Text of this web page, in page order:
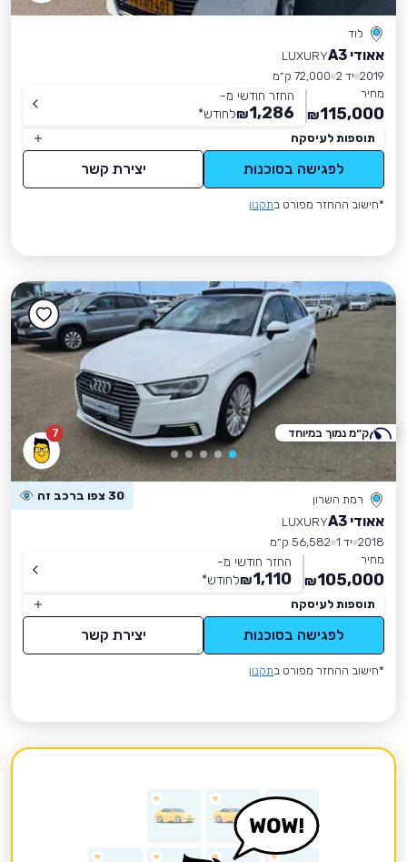
לוד
אאודי A3
LUXURY
2019 יד 2
72,000 ק״מ
מחיר
115,000
₪
החזר חודשי מ-
1,286
₪לחודש*
תוספות לעיסקה
לפגישה בסוכנות יצירת קשר
*חישוב ההחזר מפורט בתקנון
7
רמת השרון 30 צפו ברכב זה
אאודי A3
LUXURY
2018 יד 1
56,582 ק״מ
מחיר
105,000
₪
החזר חודשי מ-
1,110
₪לחודש*
תוספות לעיסקה
לפגישה בסוכנות יצירת קשר
*חישוב ההחזר מפורט בתקנון
ק״מ נמוך במיוחד